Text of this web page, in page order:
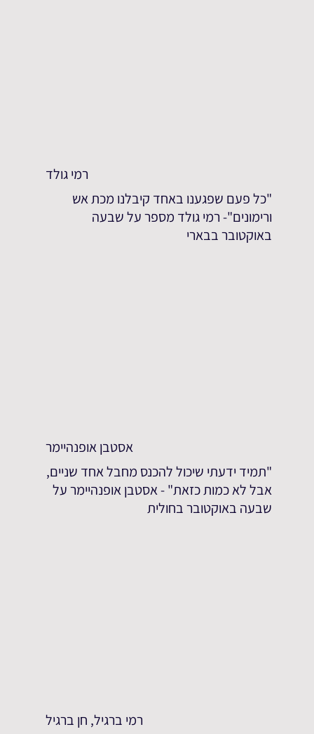
רמי גולד
"כל פעם שפגענו באחד קיבלנו מכת אש
ורימונים"- רמי גולד מספר על שבעה
באוקטובר בבארי
אסטבן אופנהיימר
"תמיד ידעתי שיכול להכנס מחבל אחד שניים,
אבל לא כמות כזאת" - אסטבן אופנהיימר על
שבעה באוקטובר בחולית
רמי ברגיל, חן ברגיל